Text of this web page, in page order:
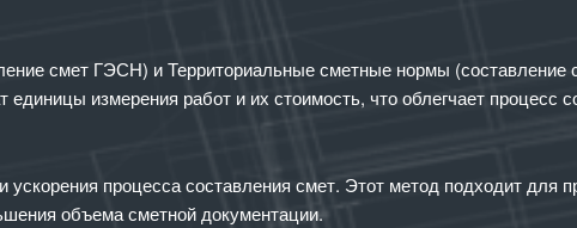
смет ГЭСН) и Территориальные сметные нормы
измерения работ и их стоимость, что облегчает процесс
процесса составления смет. Этот метод подходит для
объема сметной документации.